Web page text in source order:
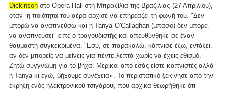
Dickinson στο Opera Hall στη Μπραζίλια της Βραζιλίας (27 Απριλίου),
όταν η ποιότητα του αέρα άρχισε να επηρεάζει τη φωνή του. "Δεν
μπορώ να αναπνεύσω και η Tanya O'Callaghan (μπάσο) δεν μπορεί
να αναπνεύσει" είπε ο τραγουδιστής και απευθύνθηκε σε έναν
θαυμαστή συγκεκριμένα. "Εσύ, σε παρακαλώ, κάπνισε έξω, εντάξει,
αν δεν μπορείς να μείνεις για πέντε λεπτά χωρίς να έχεις εθισμό.
Ζητώ συγγνώμη για το βήχα. Μερικοί από εσάς είστε καπνιστές αλλά
η Tanya κι εγώ, βήχουμε συνέχεια». Το περιστατικό ξεκίνησε από την
έκρηξη ενός ηλεκτρονικού τσιγάρου, που αρχικά θεωρήθηκε ότι